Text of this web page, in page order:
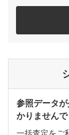
参照データ
かりませんで
一括査定をご